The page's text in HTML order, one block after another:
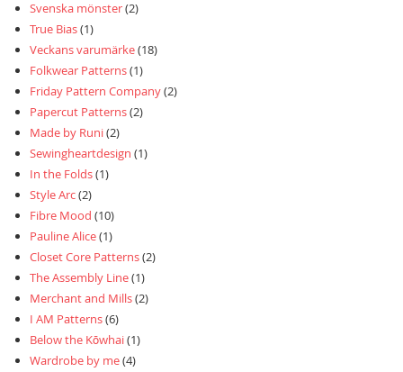
Svenska mönster(2)
True Bias(1)
Veckans varumärke(18)
Folkwear Patterns(1)
Friday Pattern Company(2)
Papercut Patterns(2)
Made by Runi(2)
Sewingheartdesign (1)
In the Folds(1)
Style Arc(2)
Fibre Mood (10)
Pauline Alice(1)
Closet Core Patterns(2)
The Assembly Line(1)
Merchant and Mills(2)
I AM Patterns(6)
Below the Kōwhai(1)
Wardrobe by me(4)